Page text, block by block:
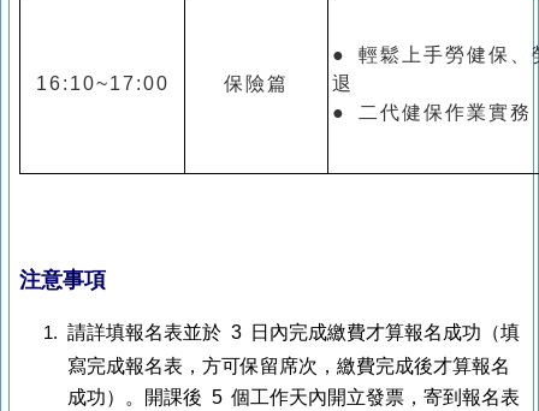
16:10~17:00 保險篇
● 輕鬆上手勞健保、
退
● 二代健保作業實務
注意事項
請詳填報名表並於 3 日內完成繳費才算報名成功（填
寫完成報名表，方可保留席次，繳費完成後才算報名
成功）。開課後 5 個工作天內開立發票，寄到報名表